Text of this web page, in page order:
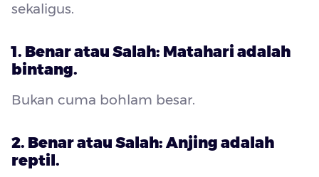
sekaligus.
1. Benar atau Salah: Matahari adalah
bintang.
Bukan cuma bohlam besar.
2. Benar atau Salah: Anjing adalah
reptil.